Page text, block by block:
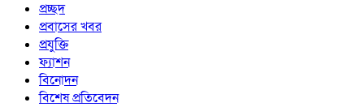
প্রচ্ছদ
প্রবাসের খবর
প্রযুক্তি
ফ্যাশন
বিনোদন
বিশেষ প্রতিবেদন